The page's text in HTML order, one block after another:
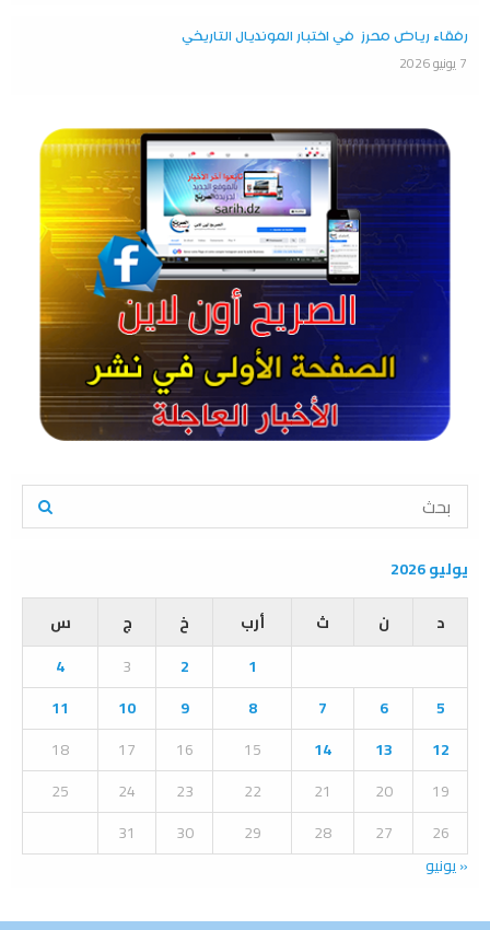
رفقاء رياض محرز في اختبار المونديال التاريخي
7 يونيو 2026
r
r
E
A
R
C
H
يوليو 2026
د
ن ث أرب خ ج
س
1
2
3
4
5
6
7
8
9
10
11
12
13
14
15
16
17
18
19
20
21
22
23
24
25
26
27
28
29
30
31
« يونيو